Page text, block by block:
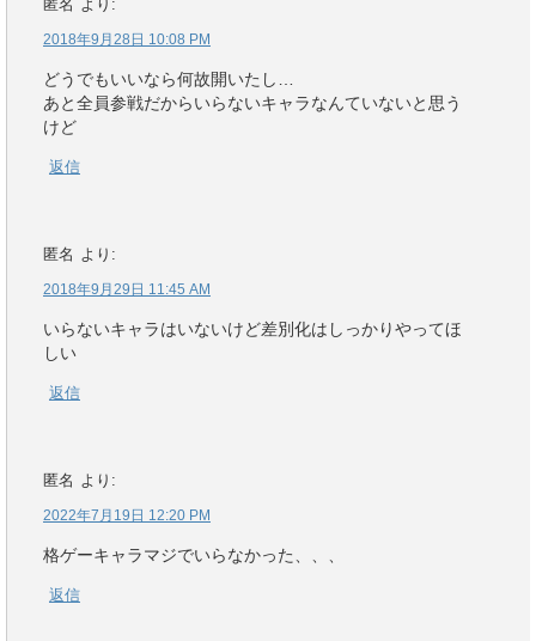
匿名 より:
2018年9月28日 10:08 PM
どうでもいいなら何故開いたし…
あと全員参戦だからいらないキャラなんていないと思う
けど
返信
匿名 より:
2018年9月29日 11:45 AM
いらないキャラはいないけど差別化はしっかりやってほ
しい
返信
匿名 より:
2022年7月19日 12:20 PM
格ゲーキャラマジでいらなかった、、、
返信